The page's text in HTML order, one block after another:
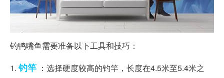
钓鸭嘴鱼需要准备以下工具和技巧：
1.钓竿 ：选择硬度较高的钓竿，长度在4.5米至5.4米之